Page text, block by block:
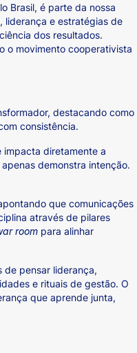
Brasil, é parte da nossa
liderança e estratégias de
dos resultados.
o movimento cooperativista
destacando como
consistência.
impacta diretamente a
demonstra intenção.
que comunicações
através de pilares
room para alinhar
de pensar liderança,
e rituais de gestão. O
que aprende junta,